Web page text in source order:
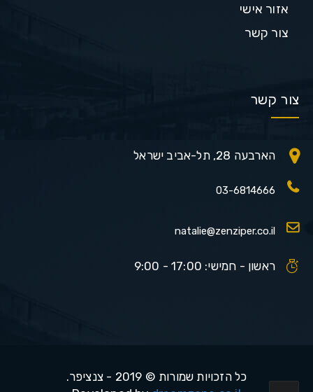
אזור אישי
צור קשר
צור קשר
הארבעה 28, תל-אביב ישראל
03-6814666
natalie@zenziper.co.il
ראשון - חמישי: 17:00 - 9:00
כל הזכויות שמורות © 2019 - צנציפר.